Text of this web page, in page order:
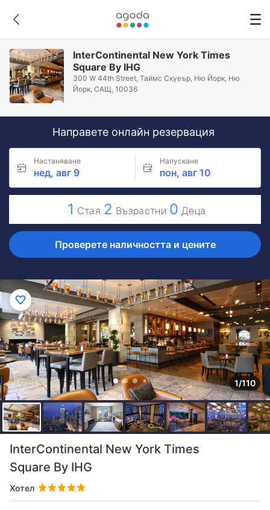
InterContinental New York Times
Square By IHG
300 W 44th Street, Таймс Скуеър, Ню Йорк, Ню
Йорк, САЩ, 10036
Направете онлайн резервация
Настаняване
нед, авг 9
Напускане
пон, авг 10
1 Стая 2 Възрастни 0 Деца
Проверете наличността и цените
1/110
InterContinental New York Times
Square By IHG
Хотел